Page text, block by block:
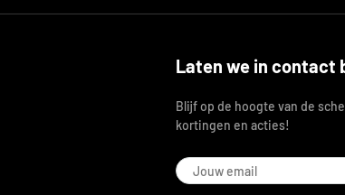
Laten we in contact
Blijf op de hoogte van de
kortingen en acties!